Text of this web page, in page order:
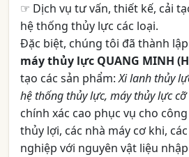
☞ Dịch vụ tư vấn, thiết kế, cải
hệ thống thủy lực các loại.
Đặc biệt, chúng tôi đã thành lập
máy thủy lực QUANG MINH
tạo các sản phẩm:Xi lanh thủy
hệ thống thủy lực, máy thủy lực cỡ
chính xác cao phục vụ cho
thủy lợi, các nhà máy cơ khi,
nghiệp với nguyên vật liệu